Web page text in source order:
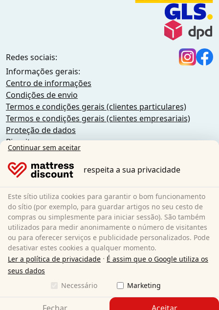
Redes sociais:
Informações gerais:
Centro de informações
Condições de envio
Termos e condições gerais (clientes particulares)
Termos e condições gerais (clientes empresariais)
Proteção de dados
Biscoitos
Política de cancelamento
Impressão
Rescindir o contrato
Sleezzz GmbH
Grebbener Str. 7
52525 Heinsberg
Alemanha
E-Mail:customer-service@matratzen.discount
Todos os preços incluem IVA.
Continuar sem aceitar
respeita a sua privacidade
Este sítio utiliza cookies para garantir o bom funcionamento
do sítio (por exemplo, para guardar artigos no seu cesto de
compras ou simplesmente para iniciar sessão). São também
utilizados para medir anonimamente o número de visitantes
ou para oferecer serviços e publicidade personalizados. Pode
desativar estes cookies a qualquer momento.
Ler a política de privacidade · É assim que o Google utiliza os
seus dados
Necessário
Marketing